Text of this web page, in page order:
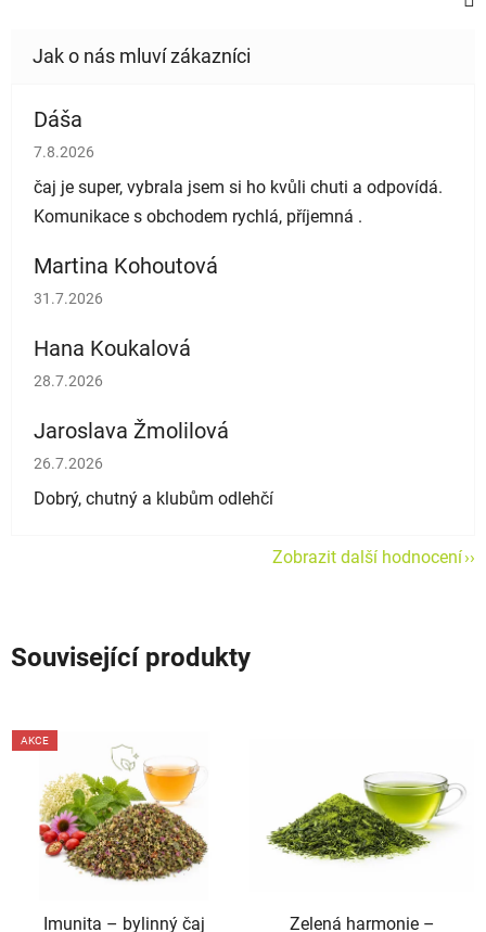
Dáša
Hodnocení obchodu je 5 z 5 hvězdiček.
7.8.2026
čaj je super, vybrala jsem si ho kvůli chuti a odpovídá.
Komunikace s obchodem rychlá, příjemná .
Martina Kohoutová
Hodnocení obchodu je 5 z 5 hvězdiček.
31.7.2026
Hana Koukalová
Hodnocení obchodu je 5 z 5 hvězdiček.
28.7.2026
Jaroslava Žmolilová
Hodnocení obchodu je 5 z 5 hvězdiček.
26.7.2026
Dobrý, chutný a klubům odlehčí
Zobrazit další hodnocení
Související produkty
AKCE
Imunita –⁠⁠⁠⁠⁠ bylinný čaj Zelená harmonie –